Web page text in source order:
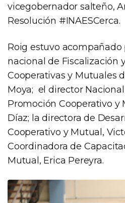
vicegobernador salteño,
Resolución #INAESCerca.
Roig estuvo acompañado
nacional de Fiscalización
Cooperativas y Mutuales
Moya; el director
Promoción Cooperativo y
Díaz; la directora de
Cooperativo y Mutual,
Coordinadora de
Mutual, Erica Pereyra.